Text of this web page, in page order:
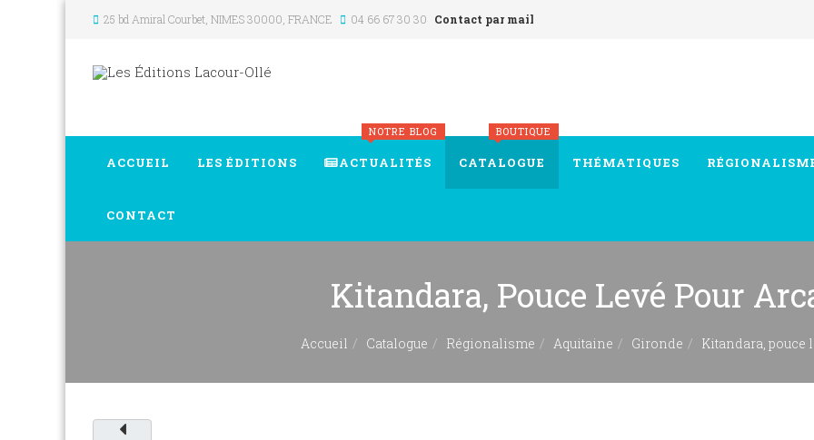
25 bd Amiral Courbet , NIMES30000 FRANCE 04 66 67 30 30 Contact par mail
ACCUEIL LES ÉDITIONS ACTUALITÉS
NOTRE BLOG
CATALOGUE
BOUTIQUE
THÉMATIQUES
CONTACT
Kitandara, Pouce Levé Pour
Accueil Catalogue Régionalisme Aquitaine Gironde Kitandara, pouce